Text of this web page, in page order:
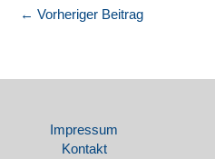
← Vorheriger Beitrag
Impressum
Kontakt